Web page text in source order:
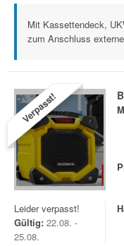
Mit Kassettendeck,
zum Anschluss
Verpasst!
Leider verpasst!
Gültig: 22.08. -
25.08.